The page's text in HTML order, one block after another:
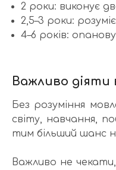
2 роки: виконує
2,5–3 роки:
4–6 років:
Важливо діяти
Без розуміння
світу, навчання,
тим більший шанс
Важливо не